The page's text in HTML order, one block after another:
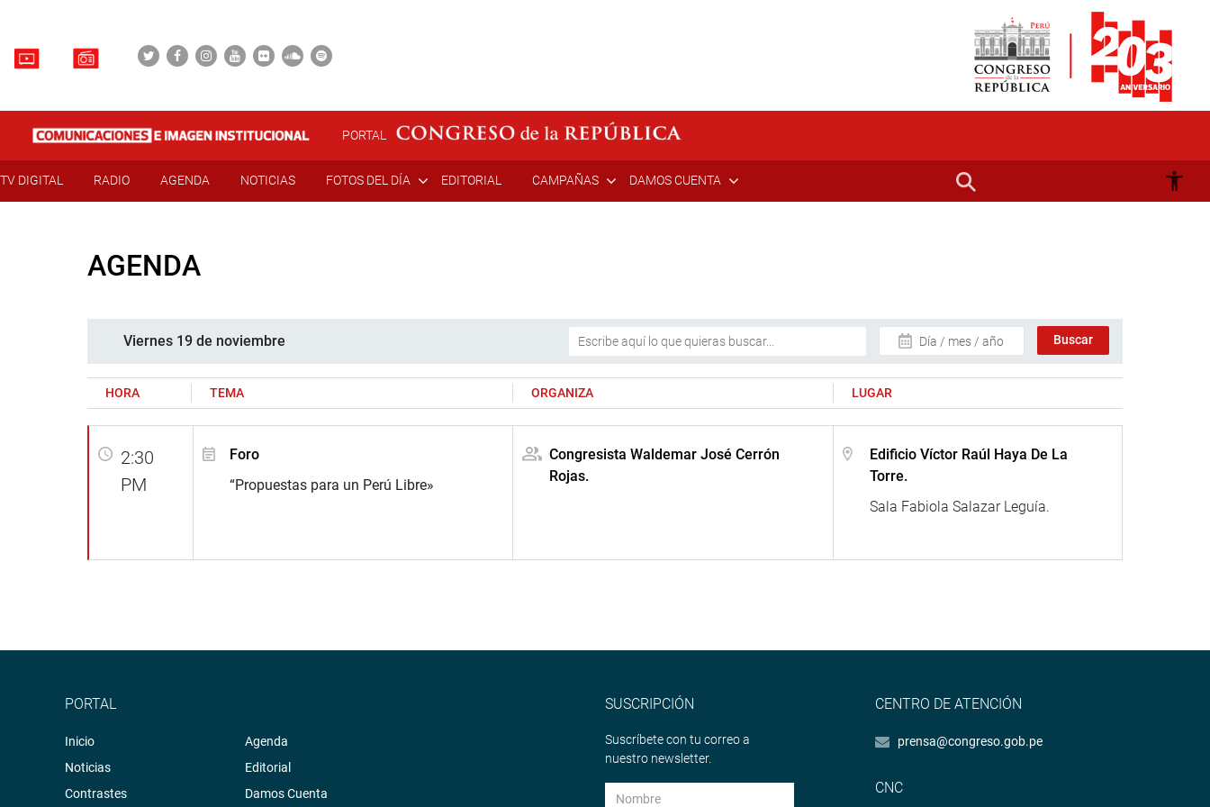
PORTAL
TV DIGITAL RADIO AGENDA NOTICIAS FOTOS DEL DÍA EDITORIAL CAMPAÑAS DAMOS CUENTA
AGENDA
Viernes 19 de noviembre Día / mes / año
HORA TEMA ORGANIZA LUGAR
2:30
PM
Foro
“Propuestas para un Perú Libre»
Congresista Waldemar José Cerrón
Rojas.
Edificio Víctor Raúl Haya De La
Torre.
Sala Fabiola Salazar Leguía.
PORTAL
Inicio
Noticias
Contrastes
Agenda
Editorial
Damos Cuenta
SUSCRIPCIÓN
Suscríbete con tu correo a
nuestro newsletter.
CENTRO DE ATENCIÓN
prensa@congreso.gob.pe
CNC